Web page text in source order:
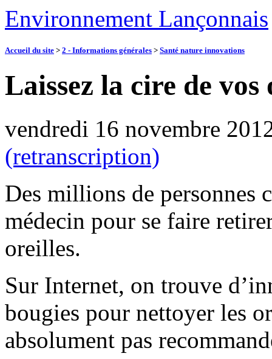
Environnement Lançonnais
Accueil du site > 2 - Informations générales > Santé nature innovations
Laissez la cire de
vendredi 16 novembre
(retranscription)
Des millions de personnes
médecin pour se faire
oreilles.
Sur Internet, on trouve
bougies pour nettoyer les
absolument pas